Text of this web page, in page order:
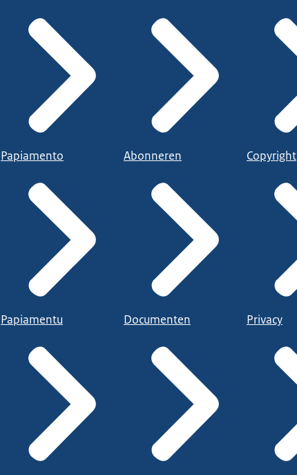
Papiamento
Papiamentu
Abonneren
Documenten
Copyright
Privacy